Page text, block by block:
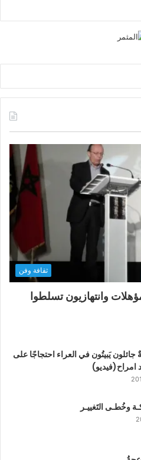
ثقافة وفن
وانتهازيون تسلطوا
يَبيتُون في العراء احتجاجًا على
امراح(فيديو)
وخُطـى التَغييـر